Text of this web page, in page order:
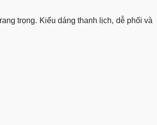
trọng. Kiểu dáng thanh lịch, dễ phối và